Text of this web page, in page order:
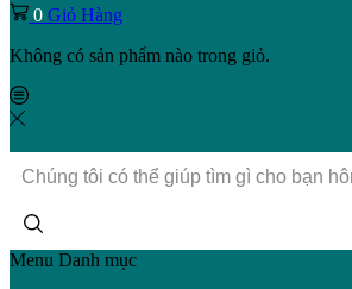
0 Giỏ Hàng
Không có sản phẩm nào trong giỏ.
tìm
Menu Danh mục